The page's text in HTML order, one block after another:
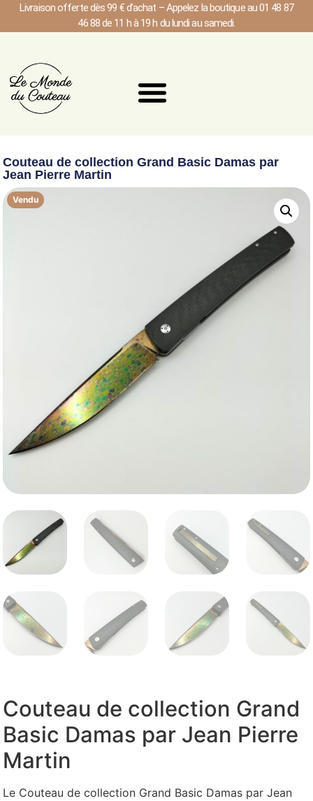
Livraison offerte dès 99 € d’achat – Appelez la boutique au 01 48 87
46 88 de 11 h à 19 h du lundi au samedi.
Couteau de collection Grand Basic Damas par
Jean Pierre Martin
Vendu
Couteau de collection Grand
Basic Damas par Jean Pierre
Martin
Le Couteau de collection Grand Basic Damas par Jean